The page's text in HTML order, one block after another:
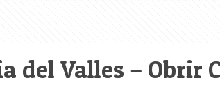
del Valles – Obrir